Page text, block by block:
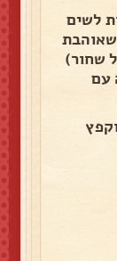
לאחר 10 דקות לשים
שאוהבת
שחור)
עם